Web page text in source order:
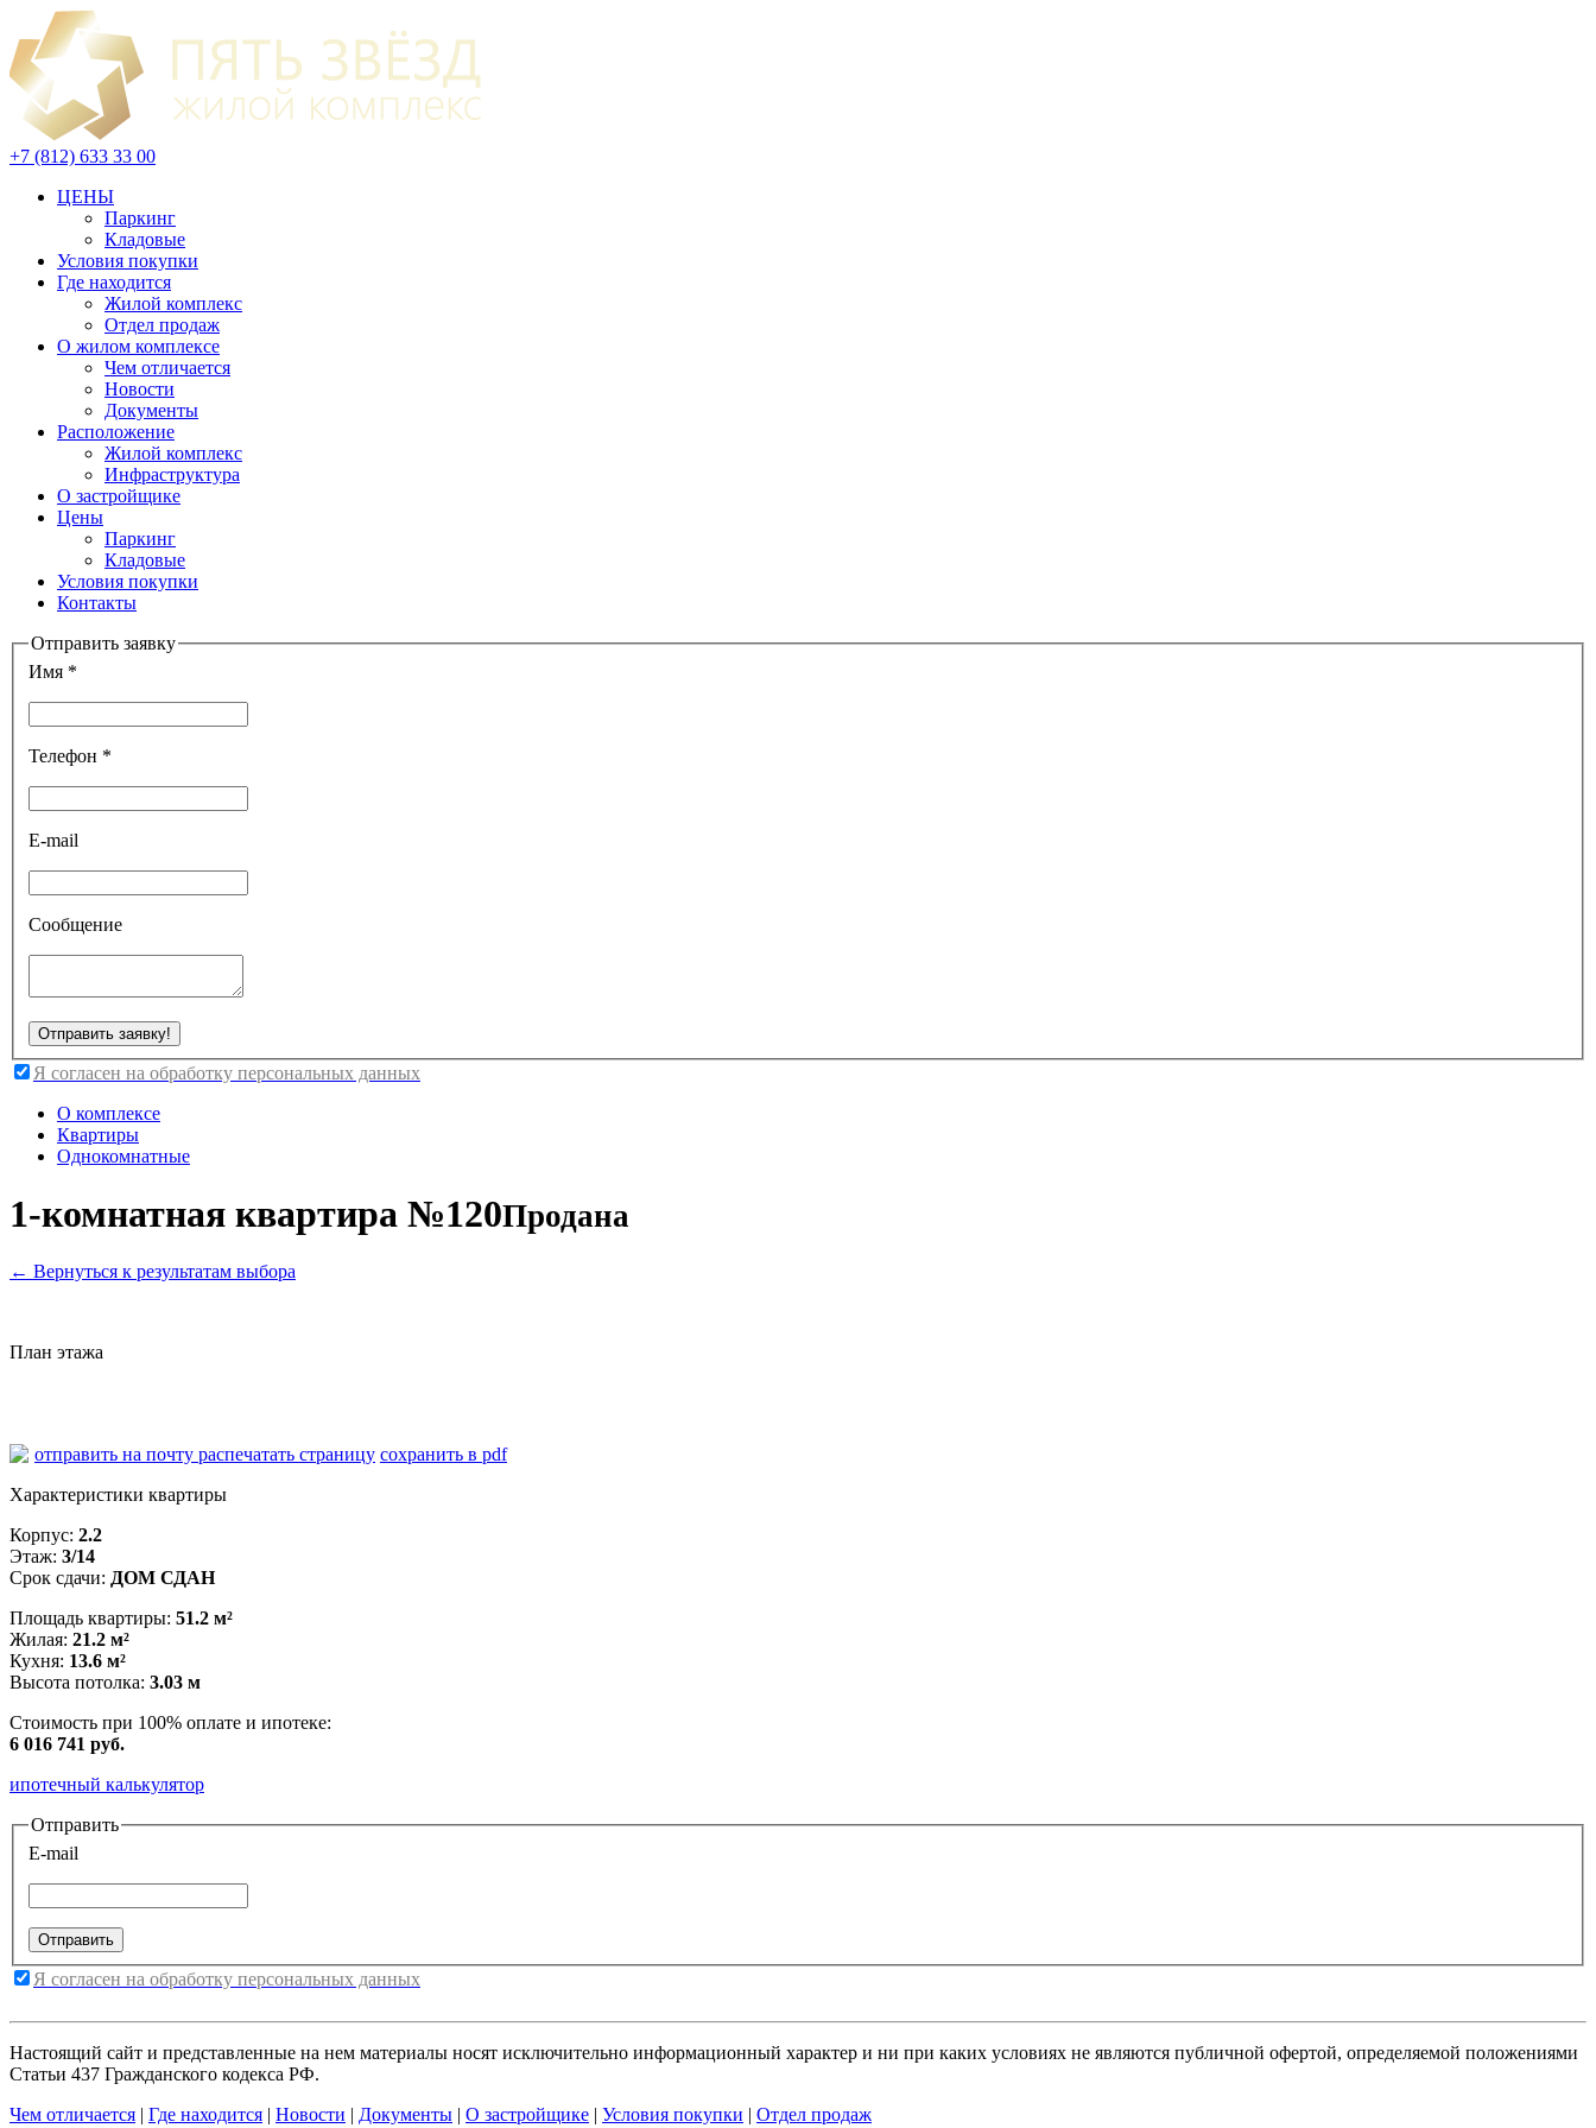
+7 (812) 633 33 00
ЦЕНЫ
Паркинг
Кладовые
Условия покупки
Где находится
Жилой комплекс
Отдел продаж
О жилом комплексе
Чем отличается
Новости
Документы
Расположение
Жилой комплекс
Инфраструктура
О застройщике
Цены
Паркинг
Кладовые
Условия покупки
Контакты
Отправить заявку
Имя *
Телефон *
E-mail
Сообщение
Я согласен на обработку персональных данных
О комплексе
Квартиры
Однокомнатные
1-комнатная квартира №120Продана
← Вернуться к результатам выбора
План этажа
отправить на почту распечатать страницу сохранить в pdf
Характеристики квартиры
Корпус: 2.2
Этаж: 3/14
Срок сдачи: ДОМ СДАН
Площадь квартиры: 51.2 м²
Жилая: 21.2 м²
Кухня: 13.6 м²
Высота потолка: 3.03 м
Стоимость при 100% оплате и ипотеке:
6 016 741 руб.
ипотечный калькулятор
Отправить
E-mail
Я согласен на обработку персональных данных
Настоящий сайт и представленные на нем материалы носят исключительно информационный характер и ни при каких условиях не являются публичной офертой, определяемой положениями
Статьи 437 Гражданского кодекса РФ.
Чем отличается | Где находится | Новости | Документы | О застройщике | Условия покупки | Отдел продаж